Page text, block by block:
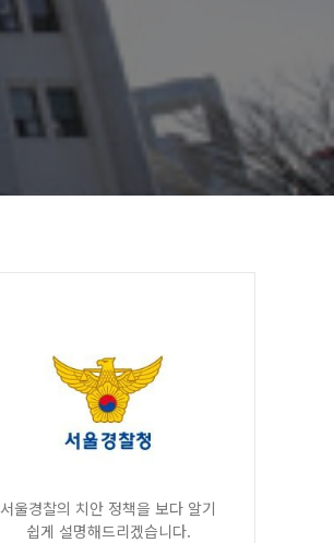
서울경찰의 치안 정책을 보다 알기
쉽게 설명해드리겠습니다.